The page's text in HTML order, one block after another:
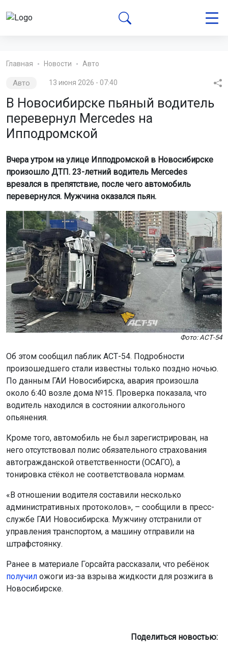
Главная Новости Авто
Авто 13 июня 2026 - 07:40
В Новосибирске пьяный водитель
перевернул Mercedes на
Ипподромской
Вчера утром на улице Ипподромской в Новосибирске
произошло ДТП. 23-летний водитель Mercedes
врезался в препятствие, после чего автомобиль
перевернулся. Мужчина оказался пьян.
Фото: АСТ-54
Об этом сообщил паблик АСТ-54. Подробности
произошедшего стали известны только поздно ночью.
По данным ГАИ Новосибирска, авария произошла
около 6:40 возле дома №15. Проверка показала, что
водитель находился в состоянии алкогольного
опьянения.
Кроме того, автомобиль не был зарегистрирован, на
него отсутствовал полис обязательного страхования
автогражданской ответственности (ОСАГО), а
тонировка стёкол не соответствовала нормам.
«В отношении водителя составили несколько
административных протоколов», – сообщили в пресс-
службе ГАИ Новосибирска. Мужчину отстранили от
управления транспортом, а машину отправили на
штрафстоянку.
Ранее в материале Горсайта рассказали, что ребёнок
получил ожоги из-за взрыва жидкости для розжига в
Новосибирске.
Поделиться новостью: